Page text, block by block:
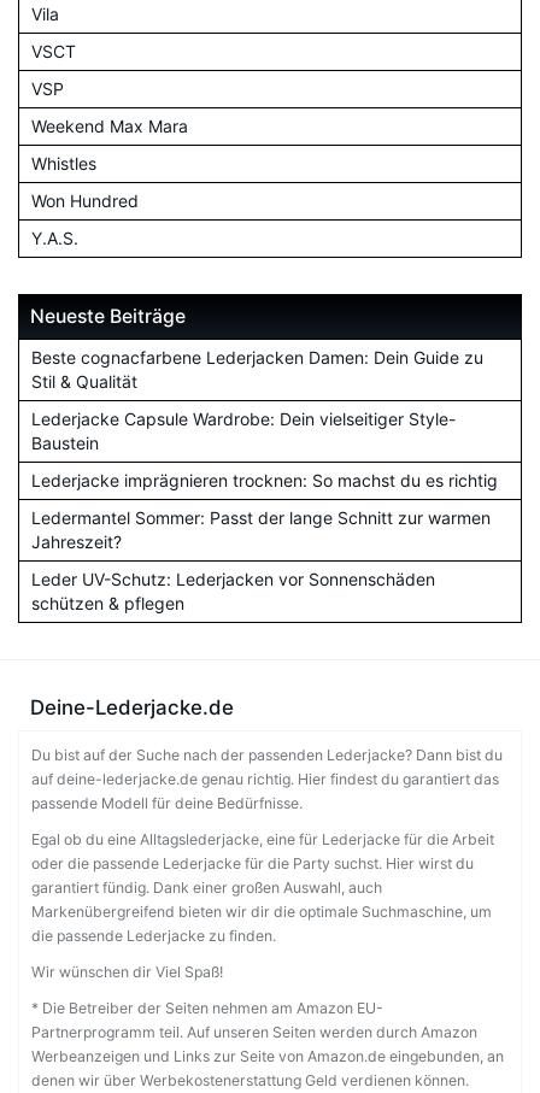
Vila
VSCT
VSP
Weekend Max Mara
Whistles
Won Hundred
Y.A.S.
Neueste Beiträge
Beste cognacfarbene Lederjacken Damen: Dein Guide zu
Stil & Qualität
Lederjacke Capsule Wardrobe: Dein vielseitiger Style-
Baustein
Lederjacke imprägnieren trocknen: So machst du es richtig
Ledermantel Sommer: Passt der lange Schnitt zur warmen
Jahreszeit?
Leder UV-Schutz: Lederjacken vor Sonnenschäden
schützen & pflegen
Deine-Lederjacke.de
Du bist auf der Suche nach der passenden Lederjacke? Dann bist du
auf deine-lederjacke.de genau richtig. Hier findest du garantiert das
passende Modell für deine Bedürfnisse.
Egal ob du eine Alltagslederjacke, eine für Lederjacke für die Arbeit
oder die passende Lederjacke für die Party suchst. Hier wirst du
garantiert fündig. Dank einer großen Auswahl, auch
Markenübergreifend bieten wir dir die optimale Suchmaschine, um
die passende Lederjacke zu finden.
Wir wünschen dir Viel Spaß!
* Die Betreiber der Seiten nehmen am Amazon EU-
Partnerprogramm teil. Auf unseren Seiten werden durch Amazon
Werbeanzeigen und Links zur Seite von Amazon.de eingebunden, an
denen wir über Werbekostenerstattung Geld verdienen können.